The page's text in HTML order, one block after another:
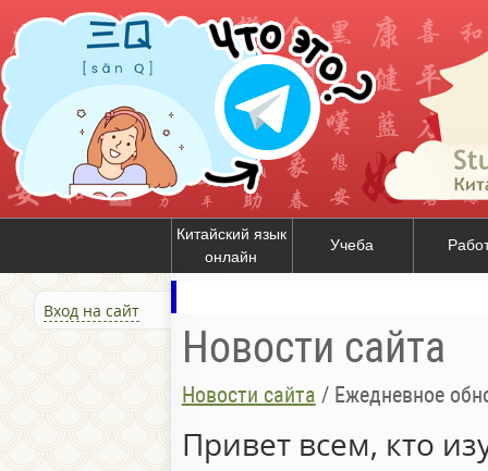
Китайский язык
онлайн
Учеба
Вход на сайт
Новости сайта
Новости сайта / Ежедневное
Привет всем, кто